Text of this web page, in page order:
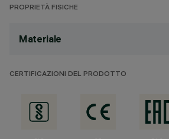
PROPRIETÀ FISICHE
Materiale
CERTIFICAZIONI DEL PRODOTTO